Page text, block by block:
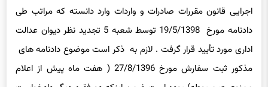
اجرایی قانون مقررات صادرات و واردات وارد دانسته که مراتب طی
دادنامه مورخ 19/5/1398 توسط شعبه 5 تجدید نظر دیوان عدالت
اداری مورد تأیید قرار گرفت . لازم به ذکر است موضوع دادنامه های
مذکور ثبت سفارش مورخ 27/8/1396 ( هفت ماه پیش از اعلام